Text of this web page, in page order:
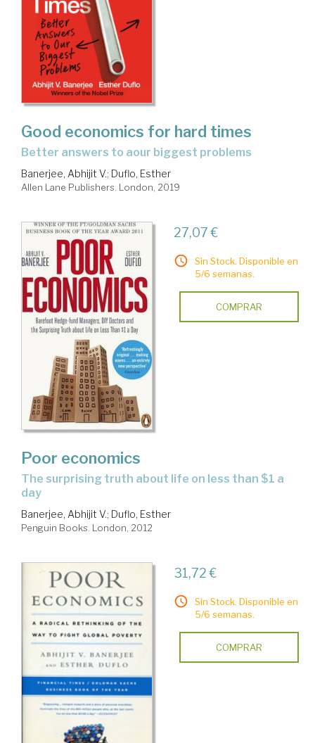
Good economics for hard times
better answers to aour biggest problems
Banerjee, Abhijit V.; Duflo, Esther
Allen Lane Publishers. London, 2019
27,07 €
Sin Stock. Disponible en
5/6 semanas.
COMPRAR
Poor economics
the surprising truth about life on less than $1 a
day
Banerjee, Abhijit V.; Duflo, Esther
Penguin Books. London, 2012
31,72 €
Sin Stock. Disponible en
5/6 semanas.
COMPRAR